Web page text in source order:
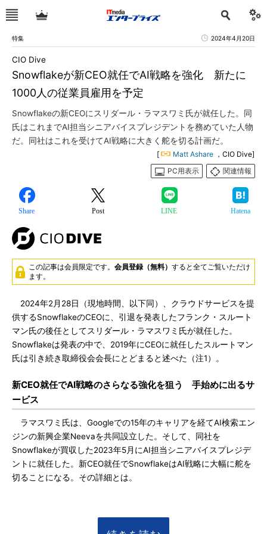
特集 2024年4月20日
Snowflakeが新CEO就任でAI戦略を強化 新たに
1000人の従業員雇用を予定
CIO Dive
Snowflakeの新CEOにスリダール・ラマスワミ氏が就任した。同
氏はこれまでAI担当シニアバイスプレジデントを務めていた人物
だ。同社はこれを受けてAI戦略に大きく舵を切る計画だ。
[ Matt Ashare ，CIO Dive]
PC用表示
関連情報
Share Post LINE Hatena
この記事は会員限定です。 会員登録（無料） すると全てご覧いただけ
ます。
2024年2月28日（現地時間、以下同）、クラウドサービスを提
供するSnowflakeのCEOに、引退を発表したフランク・スルート
マン氏の後任としてスリダール・ラマスワミ氏が就任した。
Snowflakeは発表の中で、2019年にCEOに就任したスルートマン
氏は引き続き取締役会会長にとどまると述べた（注1）。
新CEO就任でAI戦略のさらなる強化を狙う 手始めに出るサ
ービス
ラマスワミ氏は、Googleでの15年のキャリアを経てAI検索エン
ジンの新興企業Neevaを共同設立した。そして、同社を
Snowflakeが買収した2023年5月にAI担当シニアバイスプレジデ
ントに就任した。新CEO就任でSnowflakeはAI戦略に大幅に舵を
切ることになる。その詳細とは。